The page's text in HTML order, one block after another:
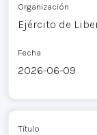
Organización
Ejército de
Fecha
2026-06-09
Título